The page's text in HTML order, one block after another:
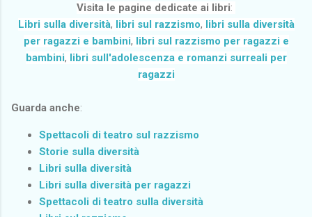
Visita le pagine dedicate ai libri:
Libri sulla diversità, libri sul razzismo, libri sulla diversità
per ragazzi e bambini, libri sul razzismo per ragazzi e
bambini, libri sull'adolescenza e romanzi surreali per
ragazzi
Guarda anche:
Spettacoli di teatro sul razzismo
Storie sulla diversità
Libri sulla diversità
Libri sulla diversità per ragazzi
Spettacoli di teatro sulla diversità